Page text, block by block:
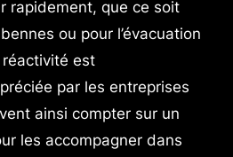
rapidement, que ce soit
ou pour l’évacuation
est
par les entreprises
ainsi compter sur un
les accompagner dans